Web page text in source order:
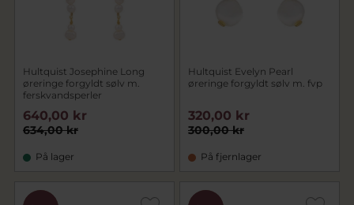
Hultquist Josephine Long
øreringe forgyldt sølv m.
ferskvandsperler
634,00 kr
640,00 kr
På lager
Hultquist Evelyn Pearl
øreringe forgyldt sølv m. fvp
300,00 kr
320,00 kr
På fjernlager